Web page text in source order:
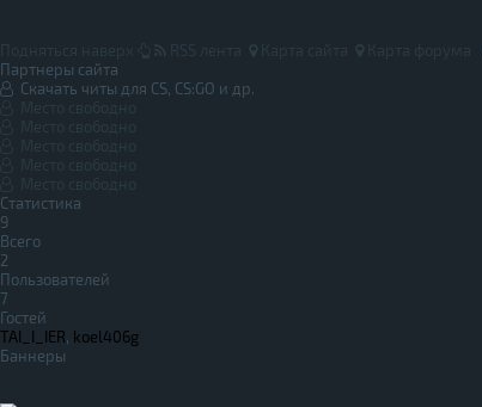
Партнеры сайта
Скачать читы для CS, CS:GO и др.
Статистика
9
Всего
2
Пользователей
7
Гостей
TAI_I_IER, koel406g
Баннеры